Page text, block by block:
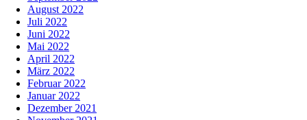
August 2022
Juli 2022
Juni 2022
Mai 2022
April 2022
März 2022
Februar 2022
Januar 2022
Dezember 2021